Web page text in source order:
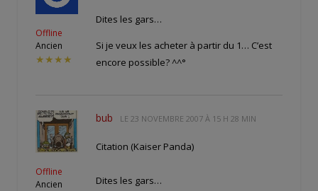
Offline
Ancien
★★★★
Dites les gars…
Si je veux les acheter à partir du 1… C’est
encore possible? ^^°
Offline
Ancien
bub LE 23 NOVEMBRE 2007 À 15 H 28 MIN
Citation (Kaiser Panda)
Dites les gars…